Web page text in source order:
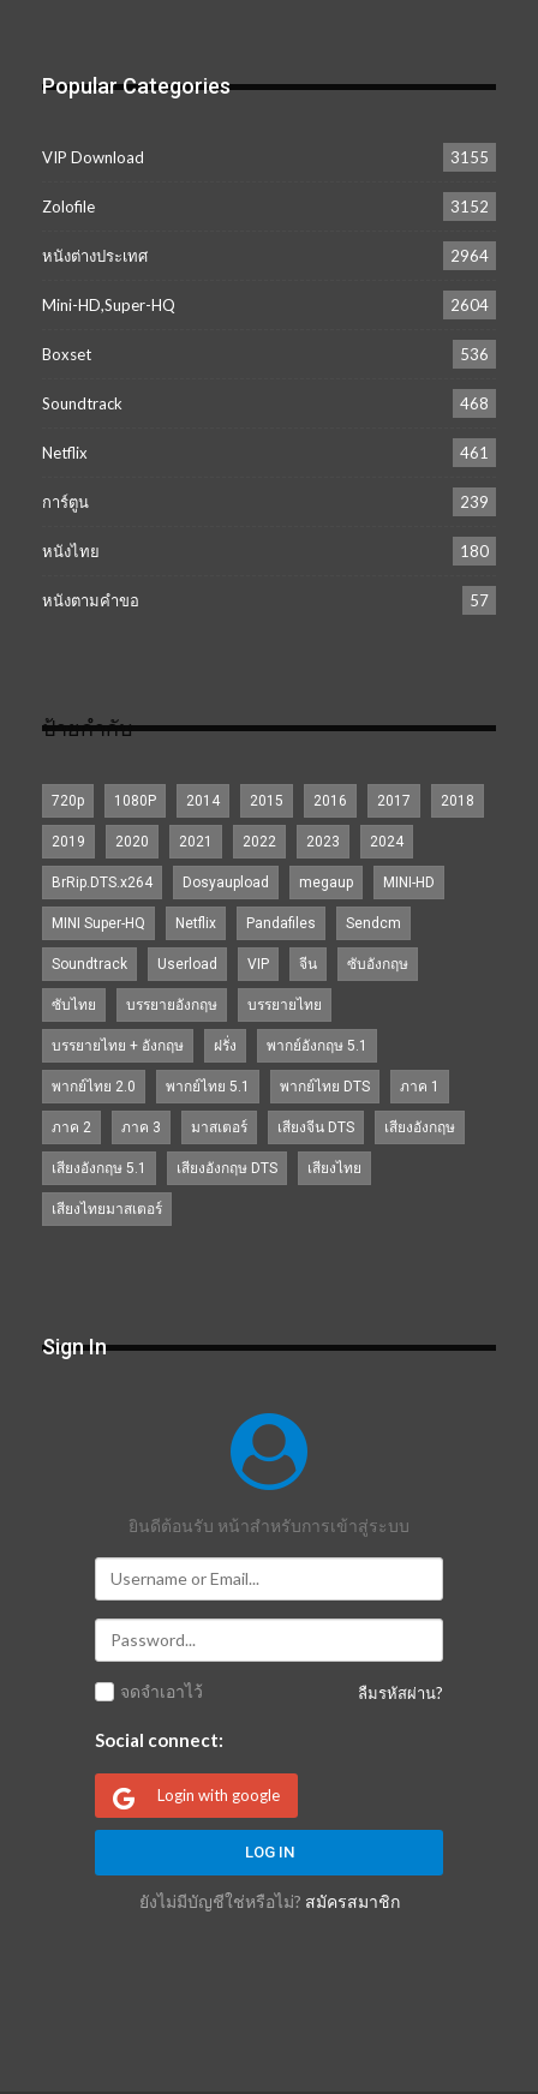
Popular Categories
VIP Download 3155
Zolofile 3152
หนังต่างประเทศ 2964
Mini-HD,Super-HQ 2604
Boxset 536
Soundtrack 468
Netflix 461
การ์ตูน 239
หนังไทย 180
หนังตามคำขอ 57
ป้ายกำกับ
720p 1080P 2014 2015 2016 2017 2018
2019 2020 2021 2022 2023 2024
BrRip.DTS.x264 Dosyaupload megaup MINI-HD
MINI Super-HQ Netflix Pandafiles Sendcm
Soundtrack Userload VIP จีน ซับอังกฤษ
ซับไทย บรรยายอังกฤษ บรรยายไทย
บรรยายไทย + อังกฤษ ฝรั่ง พากย์อังกฤษ 5.1
พากย์ไทย 2.0 พากย์ไทย 5.1 พากย์ไทย DTS ภาค 1
ภาค 2 ภาค 3 มาสเตอร์ เสียงจีน DTS เสียงอังกฤษ
เสียงอังกฤษ 5.1 เสียงอังกฤษ DTS เสียงไทย
เสียงไทยมาสเตอร์
Sign In
ยินดีต้อนรับ หน้าสำหรับการเข้าสู่ระบบ
ลืมรหัสผ่าน?
จดจำเอาไว้
Social connect:
Login with google
ยังไม่มีบัญชีใช่หรือไม่? สมัครสมาชิก